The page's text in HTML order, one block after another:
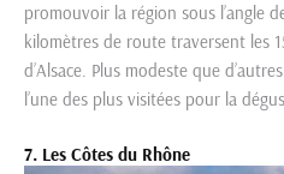
promouvoir la région sous l’angle
kilomètres de route traversent les
d’Alsace. Plus modeste que
l’une des plus visitées pour la
7. Les Côtes du Rhône